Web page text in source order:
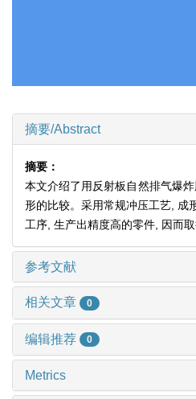
摘要/Abstract
摘要：
本文介绍了用反射板自然排气爆
形的比较。采用常规冲压工艺, 成
工序, 生产出精度高的零件, 因而
参考文献
相关文章 0
编辑推荐 0
Metrics